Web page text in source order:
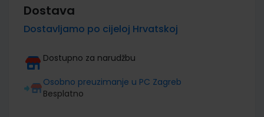
Dostava
Dostavljamo po cijeloj Hrvatskoj
Dostupno za narudžbu
Osobno preuzimanje u PC Zagreb
Besplatno